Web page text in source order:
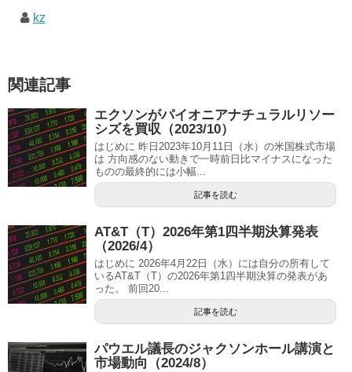
kz
関連記事
エクソンがパイオニアナチュラルリソー
シズを買収（2023/10）
はじめに 昨日2023年10月11日（水）の米国株式市場
は 方向感のない動きで一時前日比マイナスになった
ものの最終的には小幅...
記事を読む
AT&T（T）2026年第1四半期決算発表
（2026/4）
はじめに 2026年4月22日（水）には自分の所有して
いるAT&T（T）の2026年第1四半期決算の発表があ
った。 前回20...
記事を読む
パウエル議長のジャクソンホール講演と
市場動向（2024/8）